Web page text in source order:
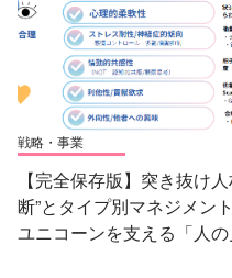
戦略・事業
【完全保存版】突き抜け
断”とタイプ別マネジメン
ユニコーンを支える「人の